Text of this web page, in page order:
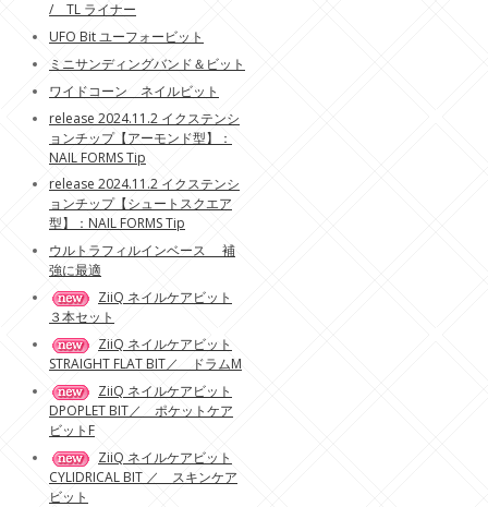
/ TL ライナー
UFO Bit ユーフォービット
ミニサンディングバンド＆ビット
ワイドコーン ネイルビット
release 2024.11.2 イクステンシ
ョンチップ【アーモンド型】：
NAIL FORMS Tip
release 2024.11.2 イクステンシ
ョンチップ【シュートスクエア
型】：NAIL FORMS Tip
ウルトラフィルインベース 補
強に最適
ZiiQ ネイルケアビット
３本セット
ZiiQ ネイルケアビット
STRAIGHT FLAT BIT／ ドラムM
ZiiQ ネイルケアビット
DPOPLET BIT／ ポケットケア
ビットF
ZiiQ ネイルケアビット
CYLIDRICAL BIT ／ スキンケア
ビット